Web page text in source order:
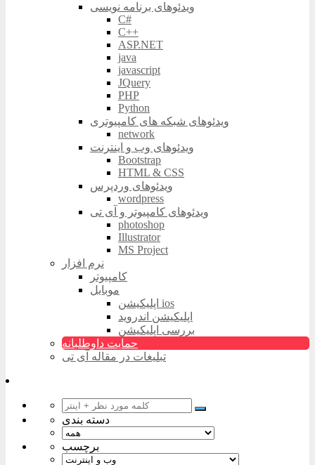
ویدئوهای برنامه نویسی
C#
C++
ASP.NET
java
javascript
JQuery
PHP
Python
ویدئوهای شبکه های کامپیوتری
network
ویدئوهای وب و اینترنت
Bootstrap
HTML & CSS
ویدئوهای وردپرس
wordpress
ویدئوهای کامپیوتر و آی تی
photoshop
Illustrator
MS Project
نرم افزار
کامپیوتر
موبایل
اپلیکیشن ios
اپلیکیشن اندروید
بررسی اپلیکیشن
حمایت داوطلبانه
تبلیغات در مقاله آی تی
دسته بندی
برچسب